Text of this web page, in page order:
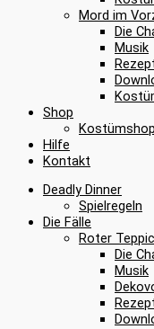
Mord im
Die
Musik
Shop
Kostümshop
Hilfe
Kontakt
Deadly Dinner
Spielregeln
Die Fälle
Roter
Die
Musik